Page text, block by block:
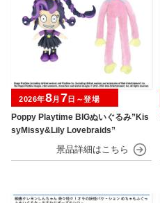
Poppy Playtime BIGぬいぐるみ”Kis
syMissy&Lily Lovebraids”
2026年8月 7日～登場